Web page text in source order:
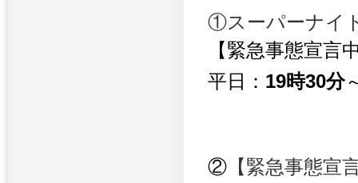
①スーパーナイ
【緊急事態
平日： 19時30分
② 【緊急事態宣